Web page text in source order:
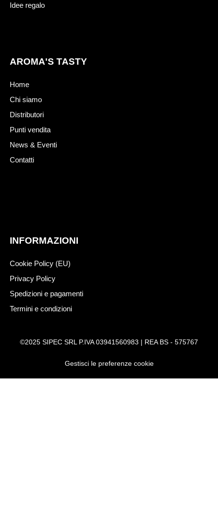
Idee regalo
AROMA'S TASTY
Home
Chi siamo
Distributori
Punti vendita
News & Eventi
Contatti
INFORMAZIONI
Cookie Policy (EU)
Privacy Policy
Spedizioni e pagamenti
Termini e condizioni
©2025 SIPEC SRL P.IVA 03941560983 | REA BS - 575767
Gestisci le preferenze cookie